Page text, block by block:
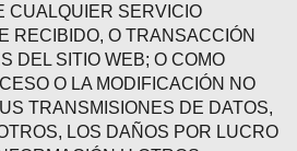
CUALQUIER SERVICIO
RECIBIDO, O TRANSACCIÓN
DEL SITIO WEB; O COMO
O LA MODIFICACIÓN NO
TRANSMISIONES DE DATOS,
LOS DAÑOS POR LUCRO